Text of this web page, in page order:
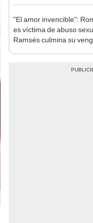
"El amor invencible":
es víctima de abuso
Ramsés culmina su